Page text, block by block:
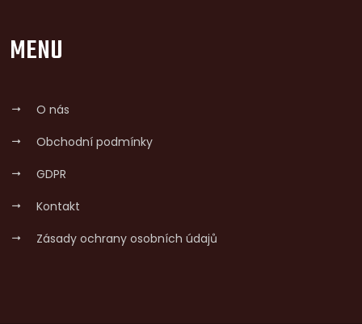
MENU
O nás
Obchodní podmínky
GDPR
Kontakt
Zásady ochrany osobních údajů